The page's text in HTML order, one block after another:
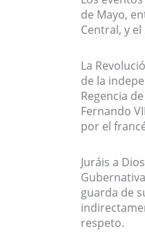
de Mayo,
Central, y
La
de la
Regencia
Fernando
por el
Juráis a
guarda de
respeto.